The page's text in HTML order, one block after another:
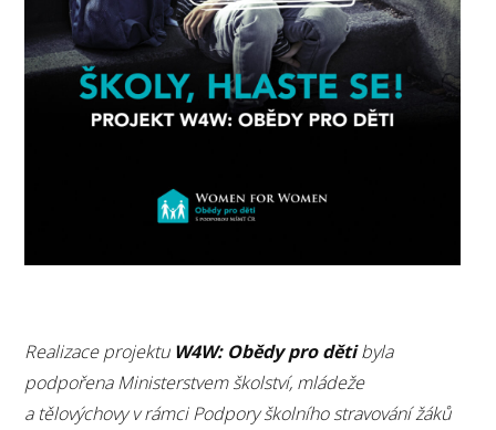
Realizace projektu W4W: Obědy pro dětibyla
podpořena Ministerstvem školství, mládeže
a tělovýchovy v rámci Podpory školního stravování žáků